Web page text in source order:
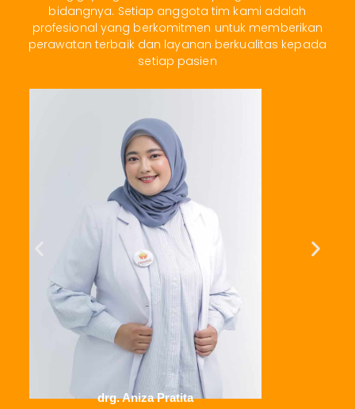
bidangnya. Setiap anggota tim kami adalah
profesional yang berkomitmen untuk memberikan
perawatan terbaik dan layanan berkualitas kepada
setiap pasien
drg. Aniza Pratita